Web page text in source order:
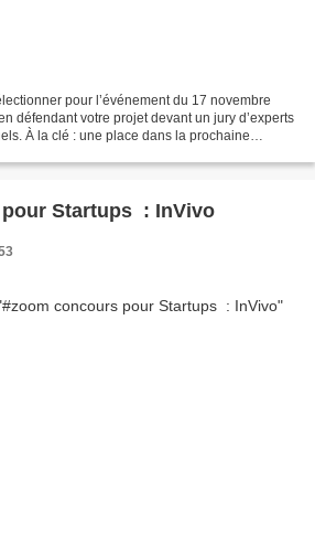
pour l’événement du 17 novembre
défendant votre projet devant un jury d’experts
À la clé : une place dans la prochaine
Startups : InVivo